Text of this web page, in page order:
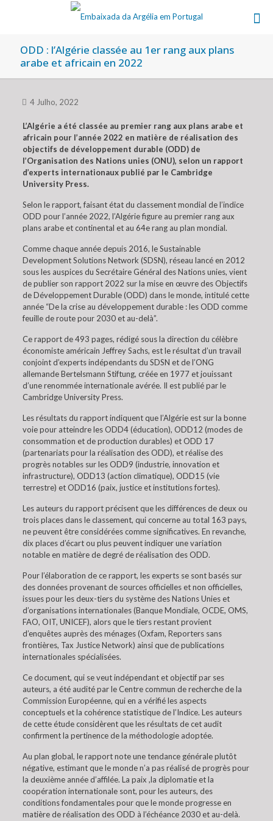
ODD : l’Algérie classée au 1er rang aux plans
arabe et africain en 2022
4 Julho, 2022
L’Algérie a été classée au premier rang aux plans arabe et
africain pour l’année 2022 en matière de réalisation des
objectifs de développement durable (ODD) de
l’Organisation des Nations unies (ONU), selon un rapport
d’experts internationaux publié par le Cambridge
University Press.
Selon le rapport, faisant état du classement mondial de l’indice
ODD pour l’année 2022, l’Algérie figure au premier rang aux
plans arabe et continental et au 64e rang au plan mondial.
Comme chaque année depuis 2016, le Sustainable
Development Solutions Network (SDSN), réseau lancé en 2012
sous les auspices du Secrétaire Général des Nations unies, vient
de publier son rapport 2022 sur la mise en œuvre des Objectifs
de Développement Durable (ODD) dans le monde, intitulé cette
année “De la crise au développement durable : les ODD comme
feuille de route pour 2030 et au-delà”.
Ce rapport de 493 pages, rédigé sous la direction du célèbre
économiste américain Jeffrey Sachs, est le résultat d’un travail
conjoint d’experts indépendants du SDSN et de l’ONG
allemande Bertelsmann Stiftung, créée en 1977 et jouissant
d’une renommée internationale avérée. Il est publié par le
Cambridge University Press.
Les résultats du rapport indiquent que l’Algérie est sur la bonne
voie pour atteindre les ODD4 (éducation), ODD12 (modes de
consommation et de production durables) et ODD 17
(partenariats pour la réalisation des ODD), et réalise des
progrès notables sur les ODD9 (industrie, innovation et
infrastructure), ODD13 (action climatique), ODD15 (vie
terrestre) et ODD16 (paix, justice et institutions fortes).
Les auteurs du rapport précisent que les différences de deux ou
trois places dans le classement, qui concerne au total 163 pays,
ne peuvent être considérées comme significatives. En revanche,
dix places d’écart ou plus peuvent indiquer une variation
notable en matière de degré de réalisation des ODD.
Pour l’élaboration de ce rapport, les experts se sont basés sur
des données provenant de sources officielles et non officielles,
issues pour les deux-tiers du système des Nations Unies et
d’organisations internationales (Banque Mondiale, OCDE, OMS,
FAO, OIT, UNICEF), alors que le tiers restant provient
d’enquêtes auprès des ménages (Oxfam, Reporters sans
frontières, Tax Justice Network) ainsi que de publications
internationales spécialisées.
Ce document, qui se veut indépendant et objectif par ses
auteurs, a été audité par le Centre commun de recherche de la
Commission Européenne, qui en a vérifié les aspects
conceptuels et la cohérence statistique de l’Indice. Les auteurs
de cette étude considèrent que les résultats de cet audit
confirment la pertinence de la méthodologie adoptée.
Au plan global, le rapport note une tendance générale plutôt
négative, estimant que le monde n’a pas réalisé de progrès pour
la deuxième année d’affilée. La paix ,la diplomatie et la
coopération internationale sont, pour les auteurs, des
conditions fondamentales pour que le monde progresse en
matière de réalisation des ODD à l’échéance 2030 et au-delà.